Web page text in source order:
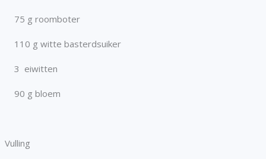
75 g roomboter
110 g witte basterdsuiker
3 eiwitten
90 g bloem
Vulling